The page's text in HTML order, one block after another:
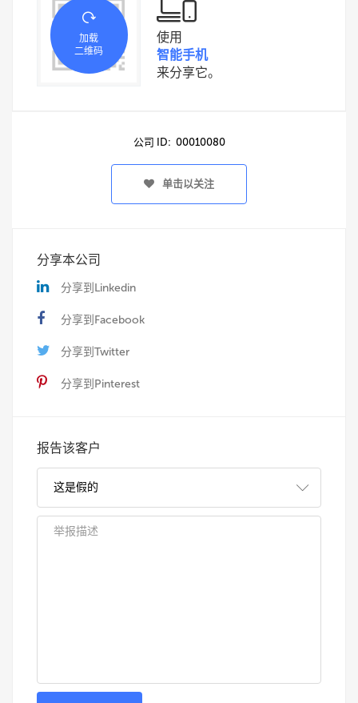
加载
二维码
使用
智能手机
来分享它。
公司 ID: 00010080
单击以关注
分享本公司
分享到Linkedin
分享到Facebook
分享到Twitter
分享到Pinterest
报告该客户